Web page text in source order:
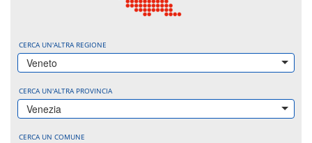
CERCA UN'ALTRA REGIONE
Veneto
CERCA UN'ALTRA PROVINCIA
Venezia
CERCA UN COMUNE